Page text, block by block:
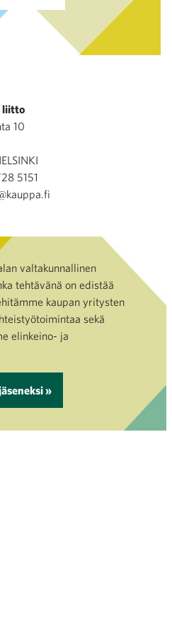
liitto
10
5151
valtakunnallinen
tehtävänä on edistää
kaupan yritysten
sekä
elinkeino- ja
»